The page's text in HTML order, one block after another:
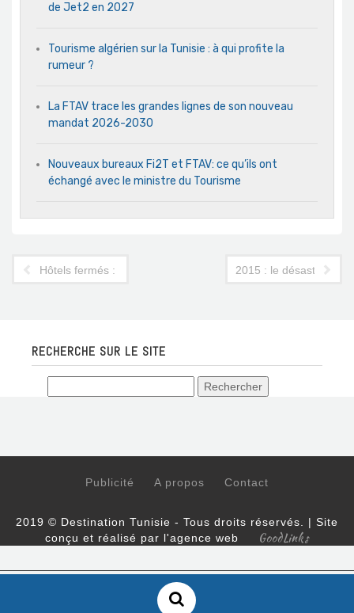
de Jet2 en 2027
Tourisme algérien sur la Tunisie : à qui profite la
rumeur ?
La FTAV trace les grandes lignes de son nouveau
mandat 2026-2030
Nouveaux bureaux Fi2T et FTAV: ce qu’ils ont
échangé avec le ministre du Tourisme
Hôtels fermés : partie de ping-pong entre l'ONTT et la
2015 : le désastre
RECHERCHE SUR LE SITE
Publicité A propos Contact
2019 © Destination Tunisie - Tous droits réservés. | Site
conçu et réalisé par l'agence web
GoodLinks